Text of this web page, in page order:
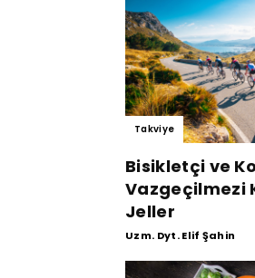
Takviye
Bisikletçi ve
Vazgeçilmezi
Jeller
Uzm. Dyt. Elif Şahin